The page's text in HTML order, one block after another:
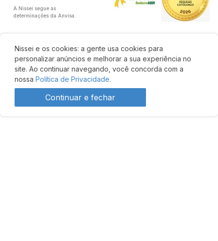
Nissei e os cookies: a gente usa cookies para
personalizar anúncios e melhorar a sua experiência no
site. Ao continuar navegando, você concorda com a
nossa Política de Privacidade.
Continuar e fechar
A Nissei segue as
determinações da Anvisa.